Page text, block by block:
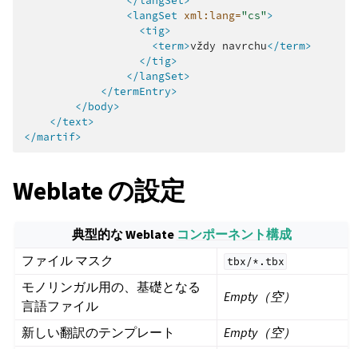
<langSet xml:lang="cs">
<tig>
<term>vždy navrchu</term>
</tig>
</langSet>
</termEntry>
</body>
</text>
</martif>
Weblate の設定
典型的な Weblate コンポーネント構成
ファイル マスク
tbx/*.tbx
モノリンガル用の、基礎となる
言語ファイル
Empty（空）
新しい翻訳のテンプレート Empty（空）